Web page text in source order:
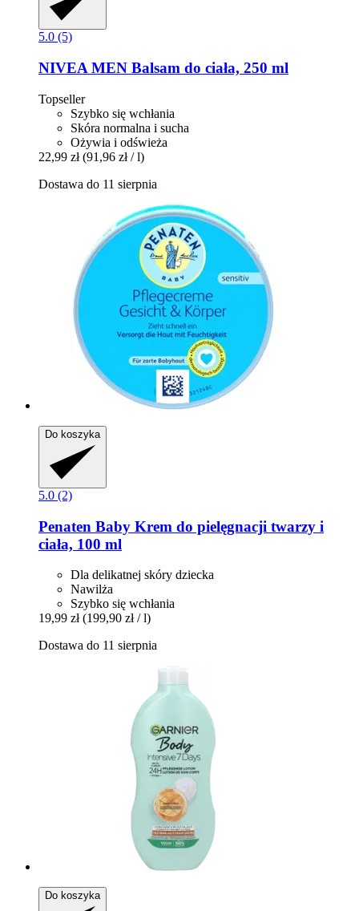
5.0 (5)
NIVEA MEN Balsam do ciała, 250 ml
Topseller
Szybko się wchłania
Skóra normalna i sucha
Ożywia i odświeża
22,99 zł (91,96 zł / l)
Dostawa do 11 sierpnia
Do koszyka
5.0 (2)
Penaten Baby Krem do pielęgnacji twarzy i
ciała, 100 ml
Dla delikatnej skóry dziecka
Nawilża
Szybko się wchłania
19,99 zł (199,90 zł / l)
Dostawa do 11 sierpnia
Do koszyka